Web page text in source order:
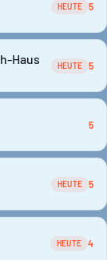
HEUTE 5
Haus HEUTE 5
5
HEUTE 5
HEUTE 4